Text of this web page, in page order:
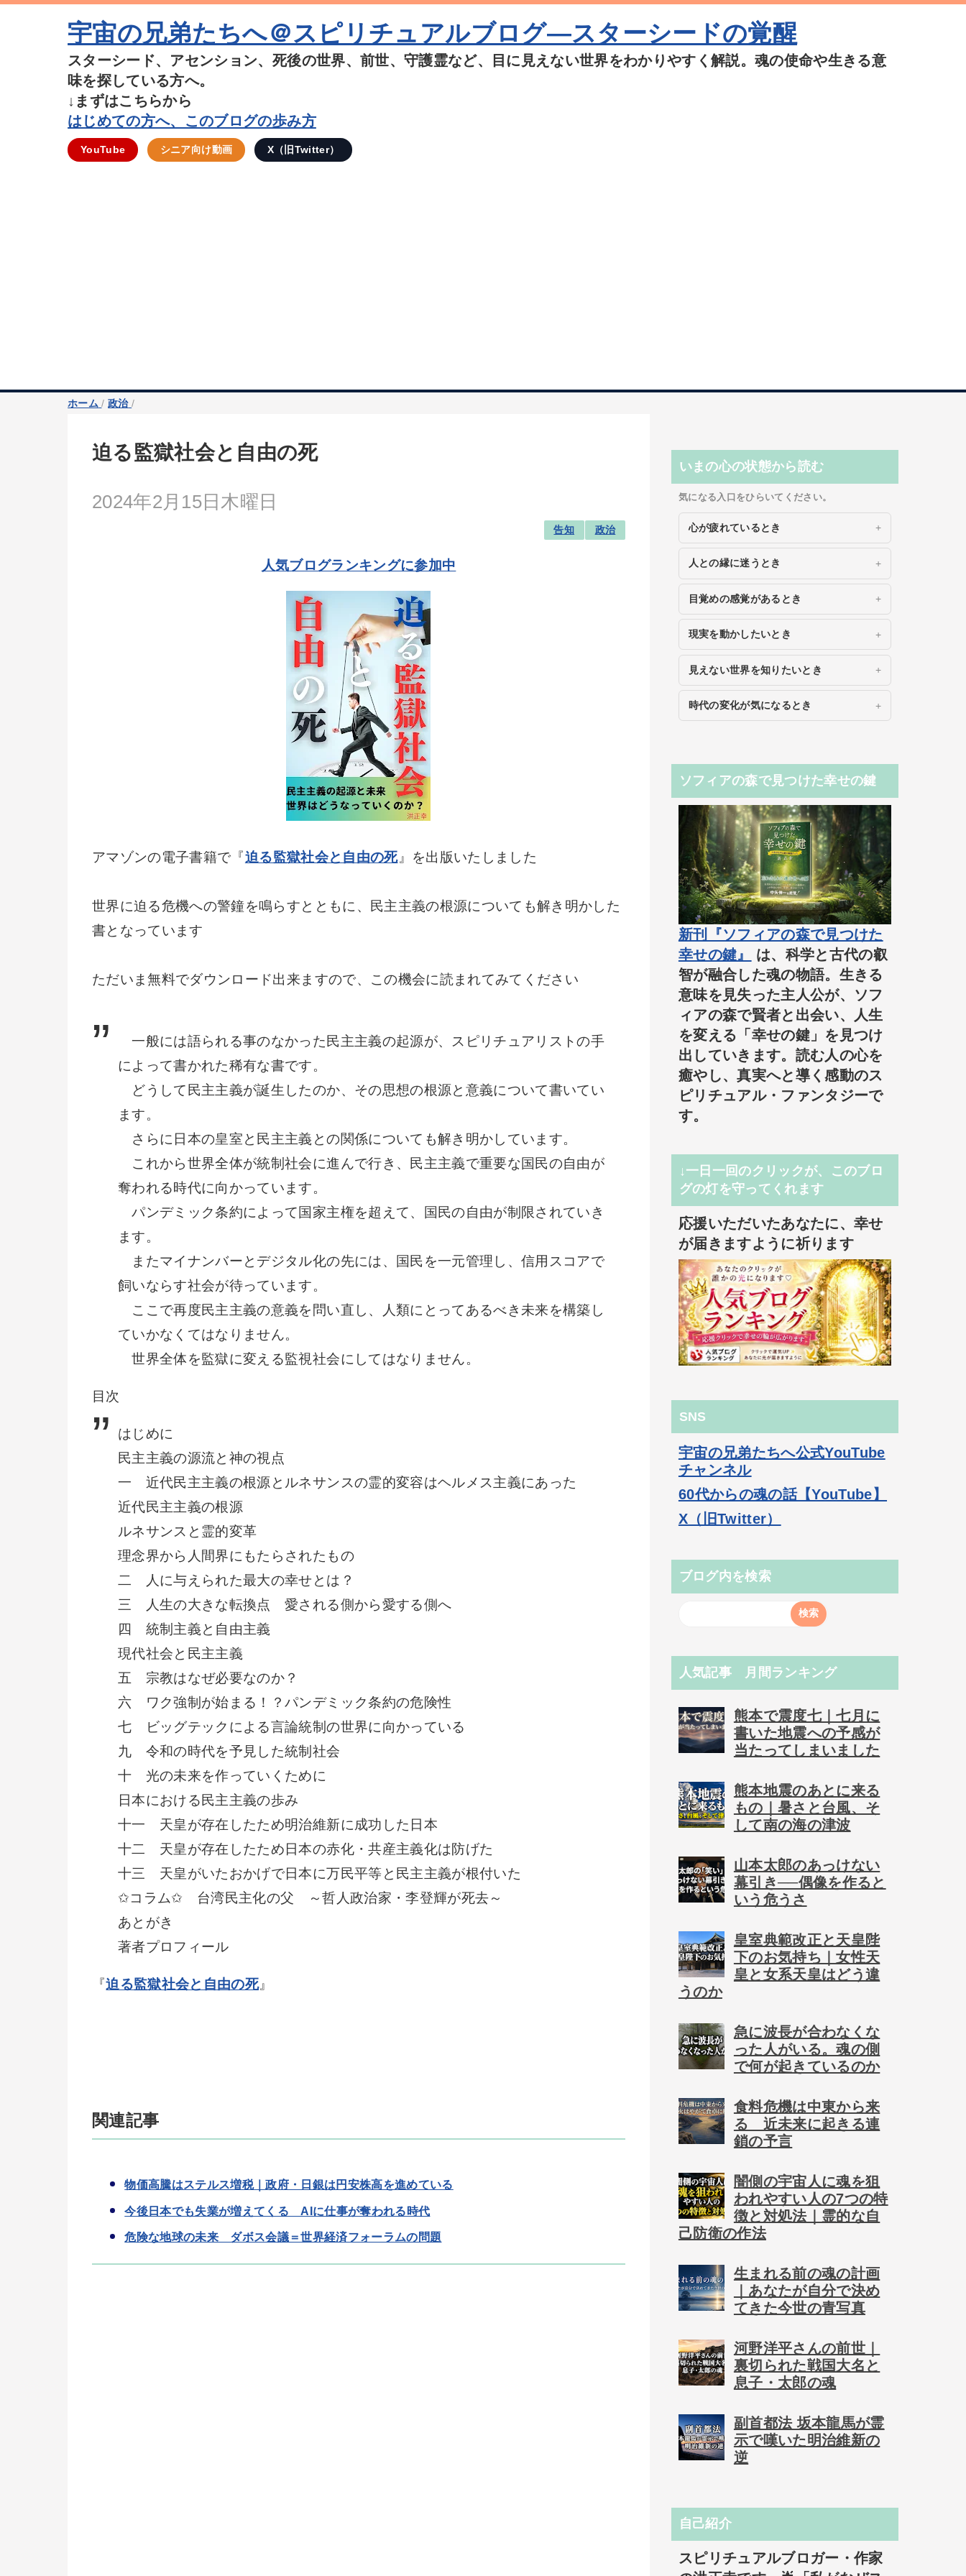
宇宙の兄弟たちへ＠スピリチュアルブログ―スターシードの覚醒
スターシード、アセンション、死後の世界、前世、守護霊など、目に見えない世界をわかりやすく解説。魂の使命や生きる意
味を探している方へ。
↓まずはこちらから
はじめての方へ、このブログの歩み方
YouTube シニア向け動画 X（旧Twitter）
ホーム /政治 /
迫る監獄社会と自由の死
2024年2月15日木曜日
告知 政治
人気ブログランキングに参加中
アマゾンの電子書籍で『迫る監獄社会と自由の死』を出版いたしました
世界に迫る危機への警鐘を鳴らすとともに、民主主義の根源についても解き明かした
書となっています
ただいま無料でダウンロード出来ますので、この機会に読まれてみてください
一般には語られる事のなかった民主主義の起源が、スピリチュアリストの手
によって書かれた稀有な書です。
どうして民主主義が誕生したのか、その思想の根源と意義について書いてい
ます。
さらに日本の皇室と民主主義との関係についても解き明かしています。
これから世界全体が統制社会に進んで行き、民主主義で重要な国民の自由が
奪われる時代に向かっています。
パンデミック条約によって国家主権を超えて、国民の自由が制限されていき
ます。
またマイナンバーとデジタル化の先には、国民を一元管理し、信用スコアで
飼いならす社会が待っています。
ここで再度民主主義の意義を問い直し、人類にとってあるべき未来を構築し
ていかなくてはなりません。
世界全体を監獄に変える監視社会にしてはなりません。
目次
はじめに
民主主義の源流と神の視点
一 近代民主主義の根源とルネサンスの霊的変容はヘルメス主義にあった
近代民主主義の根源
ルネサンスと霊的変革
理念界から人間界にもたらされたもの
二 人に与えられた最大の幸せとは？
三 人生の大きな転換点 愛される側から愛する側へ
四 統制主義と自由主義
現代社会と民主主義
五 宗教はなぜ必要なのか？
六 ワク強制が始まる！？パンデミック条約の危険性
七 ビッグテックによる言論統制の世界に向かっている
九 令和の時代を予見した統制社会
十 光の未来を作っていくために
日本における民主主義の歩み
十一 天皇が存在したため明治維新に成功した日本
十二 天皇が存在したため日本の赤化・共産主義化は防げた
十三 天皇がいたおかげで日本に万民平等と民主主義が根付いた
✩コラム✩ 台湾民主化の父 ～哲人政治家・李登輝が死去～
あとがき
著者プロフィール
『迫る監獄社会と自由の死』
関連記事
物価高騰はステルス増税｜政府・日銀は円安株高を進めている
今後日本でも失業が増えてくる AIに仕事が奪われる時代
危険な地球の未来 ダボス会議＝世界経済フォーラムの問題
いまの心の状態から読む
気になる入口をひらいてください。
心が疲れているとき
人との縁に迷うとき
目覚めの感覚があるとき
現実を動かしたいとき
見えない世界を知りたいとき
時代の変化が気になるとき
ソフィアの森で見つけた幸せの鍵
新刊『ソフィアの森で見つけた
幸せの鍵』
は、科学と古代の叡
智が融合した魂の物語。生きる
意味を見失った主人公が、ソフ
ィアの森で賢者と出会い、人生
を変える「幸せの鍵」を見つけ
出していきます。読む人の心を
癒やし、真実へと導く感動のス
ピリチュアル・ファンタジーで
す。
↓一日一回のクリックが、このブロ
グの灯を守ってくれます
応援いただいたあなたに、幸せ
が届きますように祈ります
SNS
宇宙の兄弟たちへ公式YouTube
チャンネル
60代からの魂の話【YouTube】
X（旧Twitter）
ブログ内を検索
人気記事 月間ランキング
熊本で震度七｜七月に
書いた地震への予感が
当たってしまいました
熊本地震のあとに来る
もの｜暑さと台風、そ
して南の海の津波
山本太郎のあっけない
幕引き──偶像を作ると
いう危うさ
皇室典範改正と天皇陛
下のお気持ち｜女性天
皇と女系天皇はどう違
うのか
急に波長が合わなくな
った人がいる。魂の側
で何が起きているのか
食料危機は中東から来
る 近未来に起きる連
鎖の予言
闇側の宇宙人に魂を狙
われやすい人の7つの特
徴と対処法｜霊的な自
己防衛の作法
生まれる前の魂の計画
｜あなたが自分で決め
てきた今世の青写真
河野洋平さんの前世｜
裏切られた戦国大名と
息子・太郎の魂
副首都法 坂本龍馬が霊
示で嘆いた明治維新の
逆
自己紹介
スピリチュアルブロガー・作家